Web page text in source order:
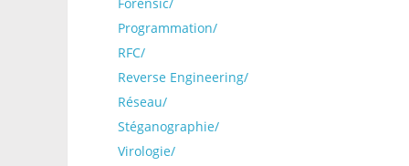
Programmation/
RFC/
Reverse Engineering/
Réseau/
Stéganographie/
Virologie/